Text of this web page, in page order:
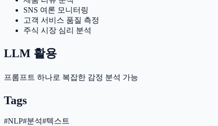
SNS 여론 모니터링
고객 서비스 품질 측정
주식 시장 심리 분석
LLM 활용
프롬프트 하나로 복잡한 감정 분석 가능
Tags
#NLP#분석#텍스트